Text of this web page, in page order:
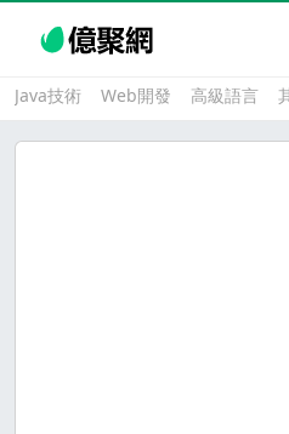
Java技術 Web開發 高級語言